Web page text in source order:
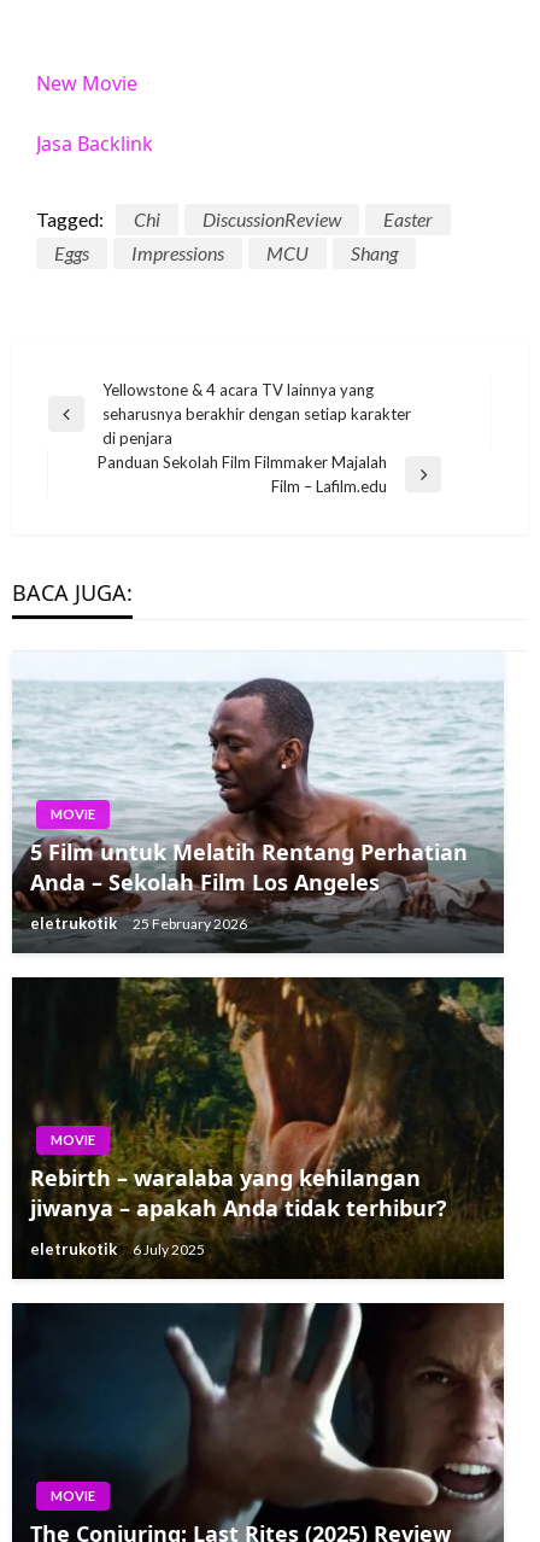
New Movie
Jasa Backlink
Tagged: Chi DiscussionReview
Easter
Eggs
Impressions MCU Shang
navigation
Previous
Yellowstone & 4 acara TV lainnya yang
seharusnya berakhir dengan setiap karakter
di penjara
Panduan Sekolah Film Filmmaker Majalah
Film – Lafilm.edu
BACA JUGA:
MOVIE
5 Film untuk Melatih Rentang Perhatian
Anda – Sekolah Film Los Angeles
eletrukotik 25 February 2026
MOVIE
Rebirth – waralaba yang kehilangan
jiwanya – apakah Anda tidak terhibur?
eletrukotik 6 July 2025
MOVIE
The Conjuring: Last Rites (2025) Review